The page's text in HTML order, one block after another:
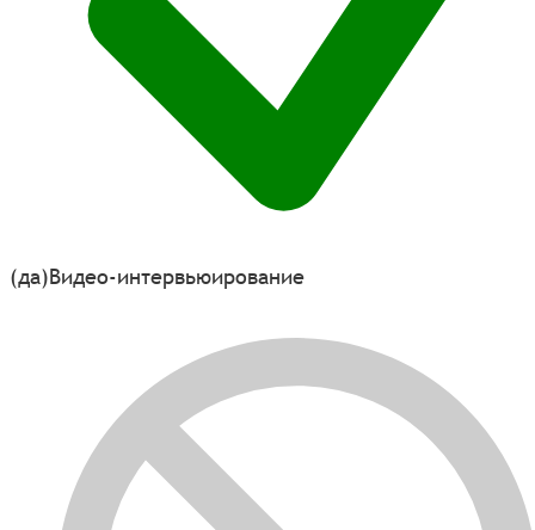
(да)Видео-интервьюирование